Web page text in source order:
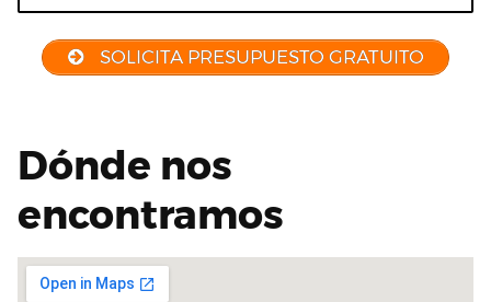
SOLICITA PRESUPUESTO GRATUITO
Dónde nos
encontramos